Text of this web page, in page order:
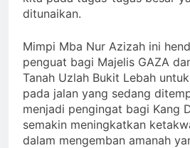
ditunaikan.
Mimpi Mba Nur Azizah ini
penguat bagi Majelis GAZA
Tanah Uzlah Bukit Lebah
pada jalan yang sedang
menjadi pengingat bagi Kang
semakin meningkatkan
dalam mengemban amanah